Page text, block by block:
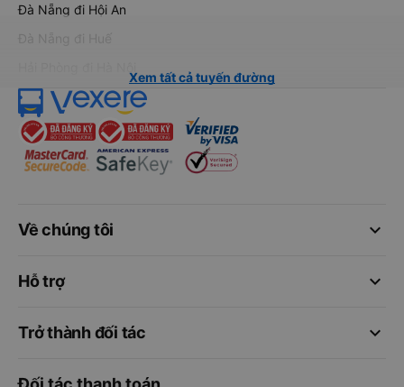
Đà Nẵng đi Hội An
Đà Nẵng đi Huế
Xem tất cả tuyến đường
keyboard_arrow_down
Về chúng tôi
keyboard_arrow_down
Hỗ trợ
keyboard_arrow_down
Trở thành đối tác